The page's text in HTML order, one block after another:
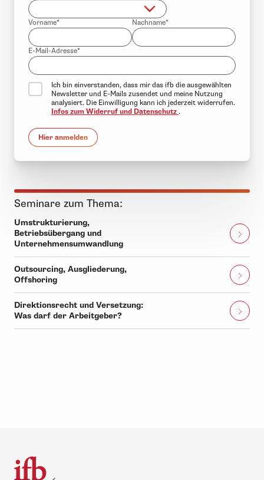
Vorname* Nachname*
E-Mail-Adresse*
Ich bin einverstanden, dass mir das ifb die ausgewählten
Newsletter und E-Mails zusendet und meine Nutzung
analysiert. Die Einwilligung kann ich jederzeit widerrufen.
Infos zum Widerruf und Datenschutz .
Hier anmelden
Seminare zum Thema:
Umstrukturierung,
Betriebsübergang und
Unternehmensumwandlung
Outsourcing, Ausgliederung,
Offshoring
Direktionsrecht und Versetzung:
Was darf der Arbeitgeber?